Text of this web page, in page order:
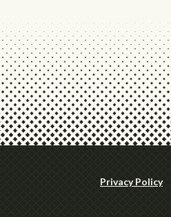
Privacy Policy